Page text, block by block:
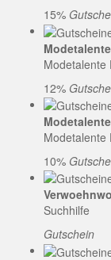
15%
Modetalente
12%
Modetalente
10%
Suchhilfe
Gutschein